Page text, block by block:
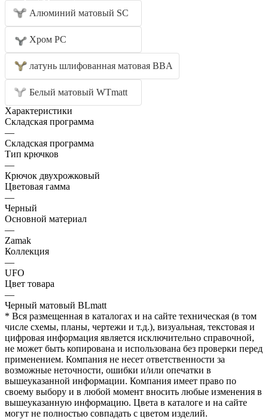
Алюминий матовый SC
Хром PC
латунь шлифованная матовая BBA
Белый матовый WTmatt
Характеристики
Складская программа
—
Складская программа
Тип крючков
—
Крючок двухрожковый
Цветовая гамма
—
Черный
Основной материал
—
Zamak
Коллекция
—
UFO
Цвет товара
—
Черный матовый BLmatt
* Вся размещенная в каталогах и на сайте техническая (в том
числе схемы, планы, чертежи и т.д.), визуальная, текстовая и
цифровая информация является исключительно справочной,
не может быть копирована и использована без проверки перед
применением. Компания не несет ответственности за
возможные неточности, ошибки и/или опечатки в
вышеуказанной информации. Компания имеет право по
своему выбору и в любой момент вносить любые изменения в
вышеуказанную информацию. Цвета в каталоге и на сайте
могут не полностью совпадать с цветом изделий.